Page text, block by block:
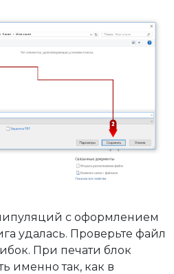
с оформлением
удалась. Проверьте файл
При печати блок
именно так, как в